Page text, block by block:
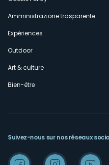
Amministrazione trasparente
Expériences
Outdoor
Art & culture
Bien-être
Suivez-nous sur nos réseaux